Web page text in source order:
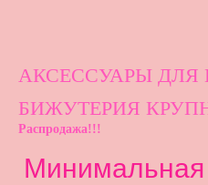
АКСЕССУАРЫ ДЛЯ
БИЖУТЕРИЯ
Распродажа!!!
Минимальная